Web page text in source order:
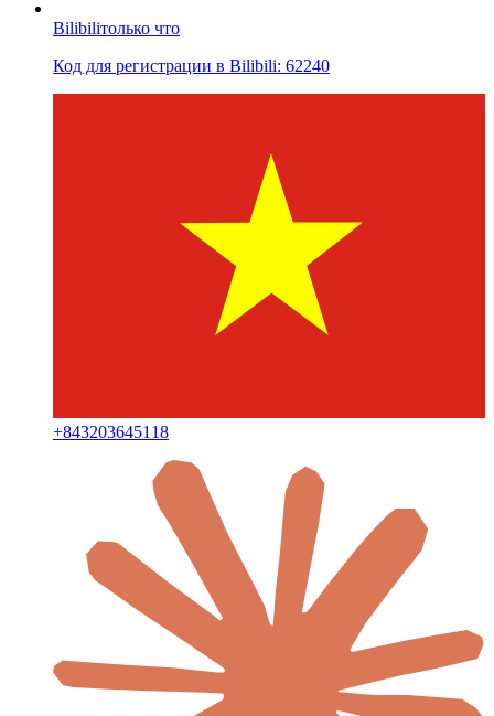
Bilibiliтолько что
Код для регистрации в Bilibili: 62240
+843203645118